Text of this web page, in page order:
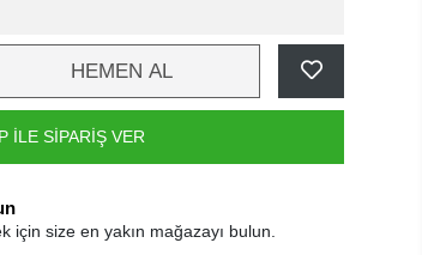
HEMEN AL
İLE SİPARİŞ VER
size en yakın mağazayı bulun.